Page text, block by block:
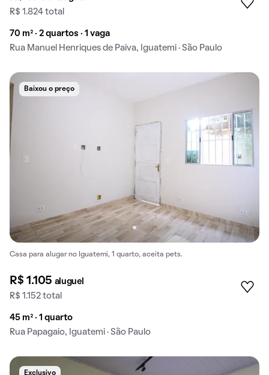
R$ 1.824 total
70 m² · 2 quartos · 1 vaga
Rua Manuel Henriques de Paiva, Iguatemi · São Paulo
Baixou o preço
Casa para alugar no Iguatemi, 1 quarto, aceita pets.
R$ 1.105 aluguel
R$ 1.152 total
45 m² · 1 quarto
Rua Papagaio, Iguatemi · São Paulo
Exclusivo